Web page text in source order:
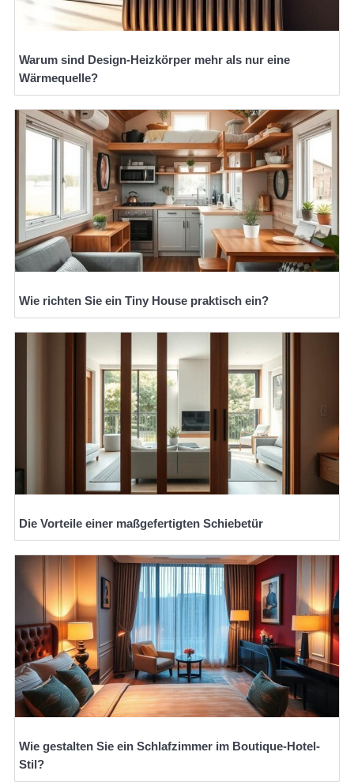
Warum sind Design-Heizkörper mehr als nur eine
Wärmequelle?
Wie richten Sie ein Tiny House praktisch ein?
Die Vorteile einer maßgefertigten Schiebetür
Wie gestalten Sie ein Schlafzimmer im Boutique-Hotel-
Stil?